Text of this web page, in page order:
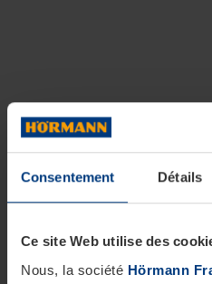
Consentement Détails
Ce site Web utilise des
Nous, la société Hörmann